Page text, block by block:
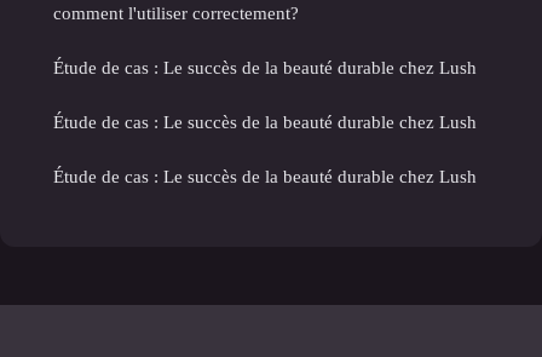
comment l'utiliser correctement?
Étude de cas : Le succès de la beauté durable chez Lush
Étude de cas : Le succès de la beauté durable chez Lush
Étude de cas : Le succès de la beauté durable chez Lush